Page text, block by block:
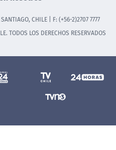
CHILE | F: (+56-2)2707 7777
TODOS LOS DERECHOS RESERVADOS